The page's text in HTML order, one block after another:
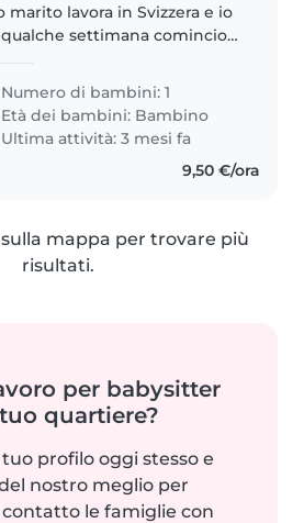
marito lavora in Svizzera e io
settimana comincio a
turni per lo più di mattina
ci serve una babysitter
sia disponibile..
Numero di bambini: 1
Età dei bambini: Bambino
Ultima attività: 3 mesi fa
9,50 €/ora
mappa per trovare più
risultati.
per babysitter
quartiere?
profilo oggi stesso e
nostro meglio per
le famiglie con